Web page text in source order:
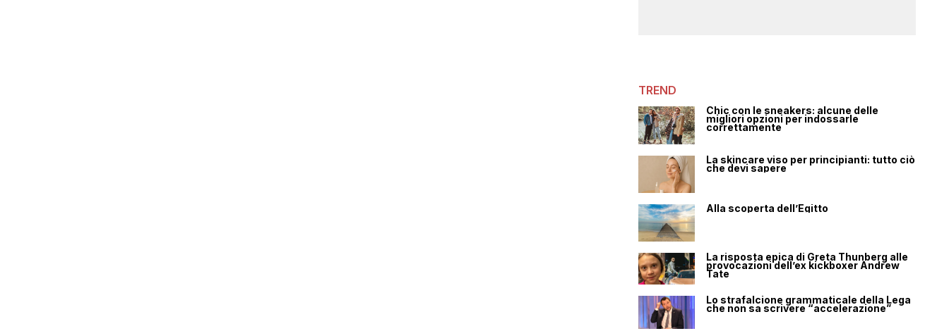
TREND
Chic con le sneakers: alcune delle
migliori opzioni per indossarle
correttamente
La skincare viso per principianti: tutto ciò
che devi sapere
Alla scoperta dell’Egitto
La risposta epica di Greta Thunberg alle
provocazioni dell’ex kickboxer Andrew
Tate
Lo strafalcione grammaticale della Lega
che non sa scrivere “accelerazione”